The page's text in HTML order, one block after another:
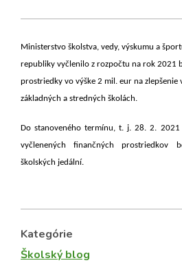
Ministerstvo školstva, vedy, výskumu a
republiky vyčlenilo z rozpočtu na rok 2021
prostriedky vo výške 2 mil. eur na zlepšenie
základných a stredných školách.
Do stanoveného termínu, t. j. 28. 2.
vyčlenených finančných prostriedkov
školských jedální.
Kategórie
Školský blog